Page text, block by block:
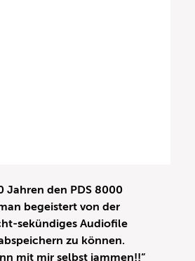
Jahren den PDS 8000
begeistert von der
sekündiges Audiofile
zu können.
mit mir selbst jammen!!“